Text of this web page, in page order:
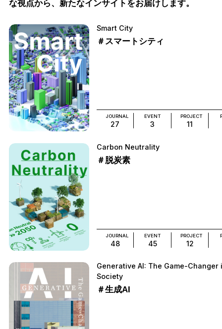
な視点から、新たなインサイトをお届けします。
Smart City
＃スマートシティ
JOURNAL
27
EVENT
3
PROJECT
11
Carbon Neutrality
＃脱炭素
JOURNAL
48
EVENT
45
PROJECT
12
Generative AI: The Game-Changer
Society
＃生成AI